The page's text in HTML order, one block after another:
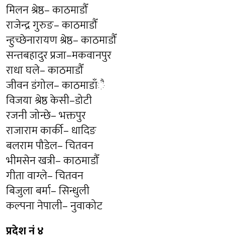
मिलन श्रेष्ठ– काठमाडौँ
राजेन्द्र गुरुङ– काठमाडौँ
न्हुच्छेनारायण श्रेष्ठ– काठमाडौँ
सन्तबहादुर प्रजा–मकवानपुर
राधा घले– काठमाडौँ
जीवन डंगोल– काठमाडाँै
विजया श्रेष्ठ केसी–डोटी
रजनी जोन्छे– भक्तपुर
राजाराम कार्की– धादिङ
बलराम पौडेल– चितवन
भीमसेन खत्री– काठमाडौँ
गीता वाग्ले– चितवन
बिजुला बर्मा– सिन्धुली
कल्पना नेपाली– नुवाकोट
प्रदेश नं ४